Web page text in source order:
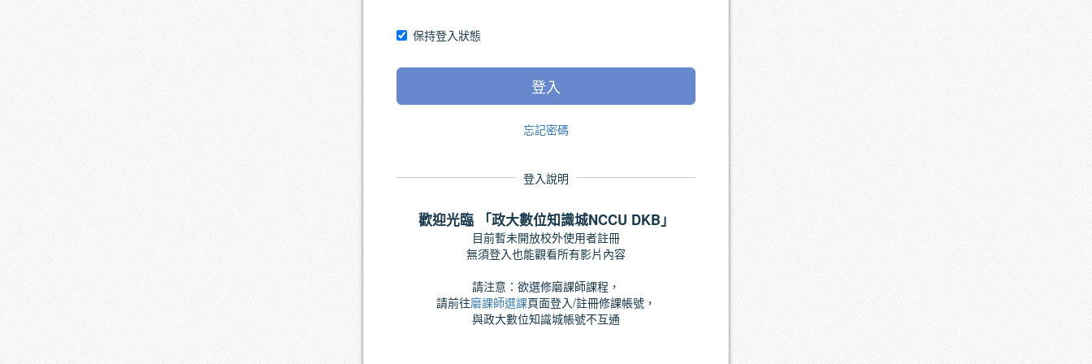
保持登入狀態
登入
忘記密碼
登入說明
歡迎光臨 「政大數位知識城NCCU DKB」
目前暫未開放校外使用者註冊
無須登入也能觀看所有影片內容
請注意：欲選修磨課師課程，
請前往磨課師選課頁面登入/註冊修課帳號，
與政大數位知識城帳號不互通